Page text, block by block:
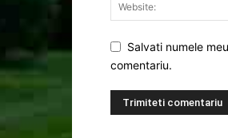
Salvati numele
comentariu.